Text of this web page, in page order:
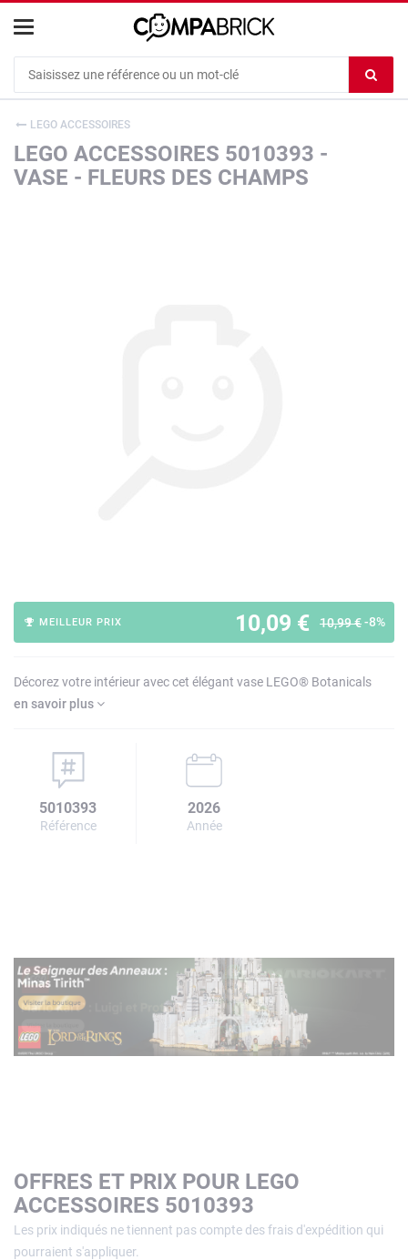
le
LEGO ACCESSOIRES
LEGO ACCESSOIRES 5010393 -
VASE - FLEURS DES CHAMPS
10,09 € 10,99 €-8%
MEILLEUR PRIX
Décorez votre intérieur avec cet élégant vase LEGO® Botanicals
en savoir plus
5010393
Référence
2026
Année
OFFRES ET PRIX POUR LEGO
ACCESSOIRES 5010393
Les prix indiqués ne tiennent pas compte des frais d'expédition qui
pourraient s'appliquer.
Cookies management panel